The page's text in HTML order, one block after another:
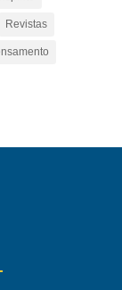
Revistas